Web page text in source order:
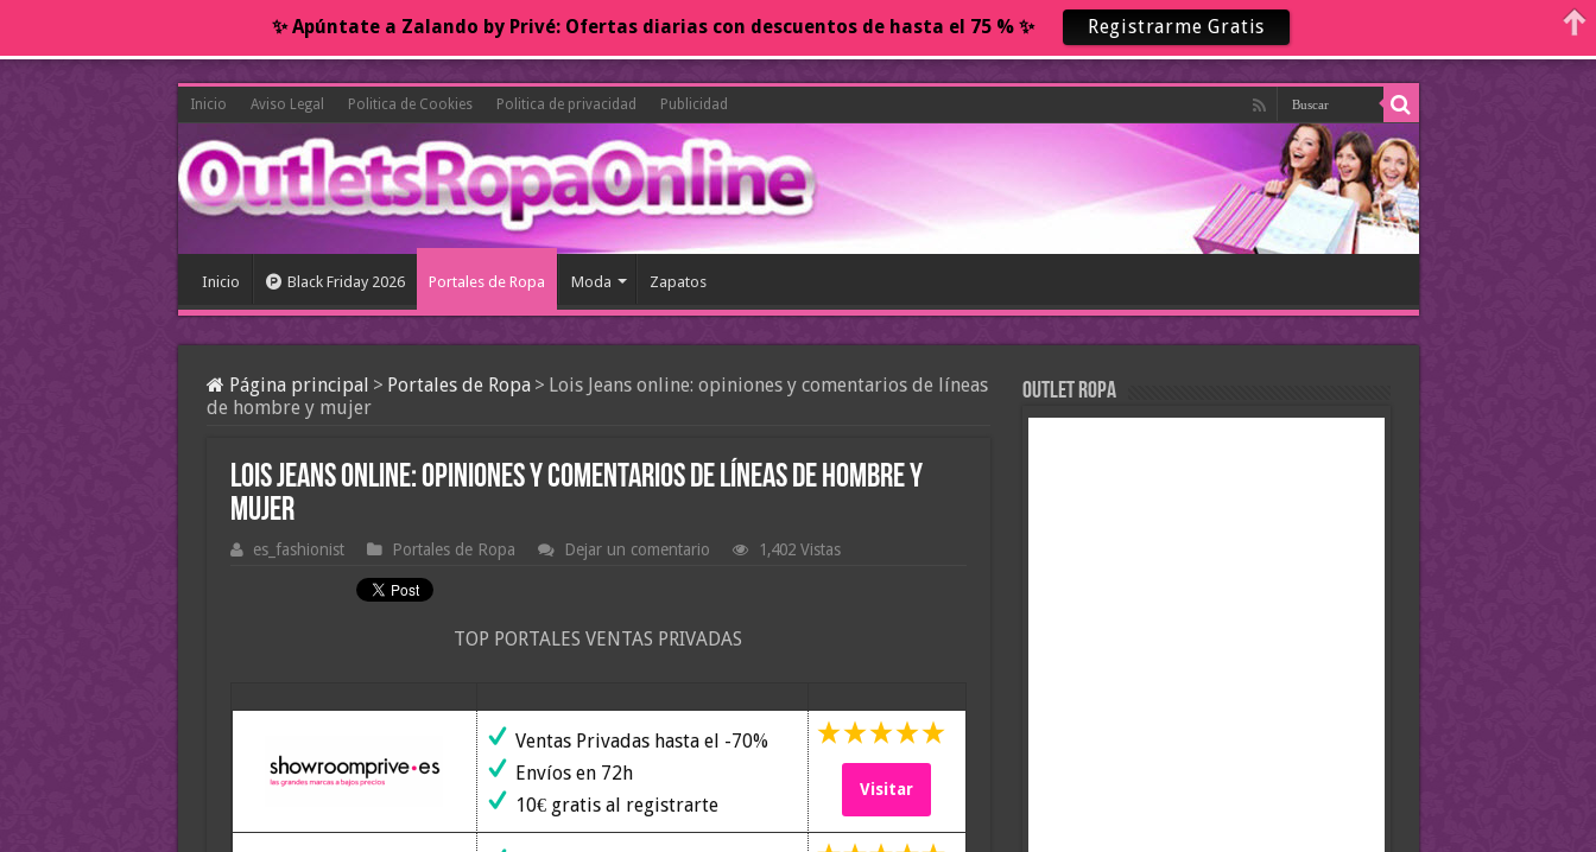
Inicio Aviso Legal Politica de Cookies Politica de privacidad Publicidad
Inicio Black Friday 2026 Portales de Ropa Moda Zapatos
Página principal > Portales de Ropa > Lois Jeans online: opiniones y comentarios de líneas
de hombre y mujer
Lois Jeans online: opiniones y comentarios de líneas de hombre y
mujer
es_fashionist Portales de Ropa Dejar un comentario 1,402 Vistas
TOP PORTALES VENTAS PRIVADAS
Ventas Privadas hasta el -70%
Envíos en 72h
10€ gratis al registrarte
Visitar
Outlet Ropa
✨ Apúntate a Zalando by Privé: Ofertas diarias con descuentos de hasta el 75 % ✨ Registrarme Gratis